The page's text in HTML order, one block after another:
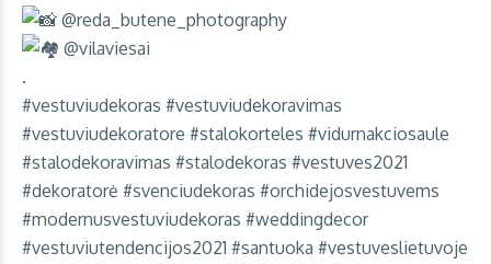
@reda_butene_photography
@vilaviesai
.
#vestuviudekoras #vestuviudekoravimas
#vestuviudekoratore #stalokorteles #vidurnakciosaule
#stalodekoravimas #stalodekoras #vestuves2021
#dekoratorė #svenciudekoras #orchidejosvestuvems
#modernusvestuviudekoras #weddingdecor
#vestuviutendencijos2021 #santuoka #vestuveslietuvoje